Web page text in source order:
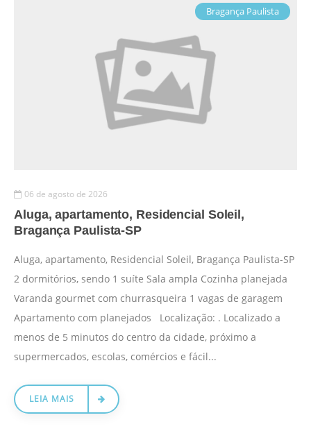
Bragança Paulista
06 de agosto de 2026
Aluga, apartamento, Residencial Soleil,
Bragança Paulista-SP
Aluga, apartamento, Residencial Soleil, Bragança Paulista-SP
2 dormitórios, sendo 1 suíte Sala ampla Cozinha planejada
Varanda gourmet com churrasqueira 1 vagas de garagem
Apartamento com planejados Localização: . Localizado a
menos de 5 minutos do centro da cidade, próximo a
supermercados, escolas, comércios e fácil...
LEIA MAIS